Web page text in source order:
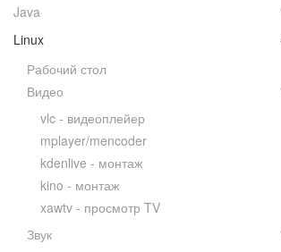
Java
Linux
Рабочий стол
Видео
vlc - видеоплейер
mplayer/mencoder
kdenlive - монтаж
kino - монтаж
xawtv - просмотр TV
Звук